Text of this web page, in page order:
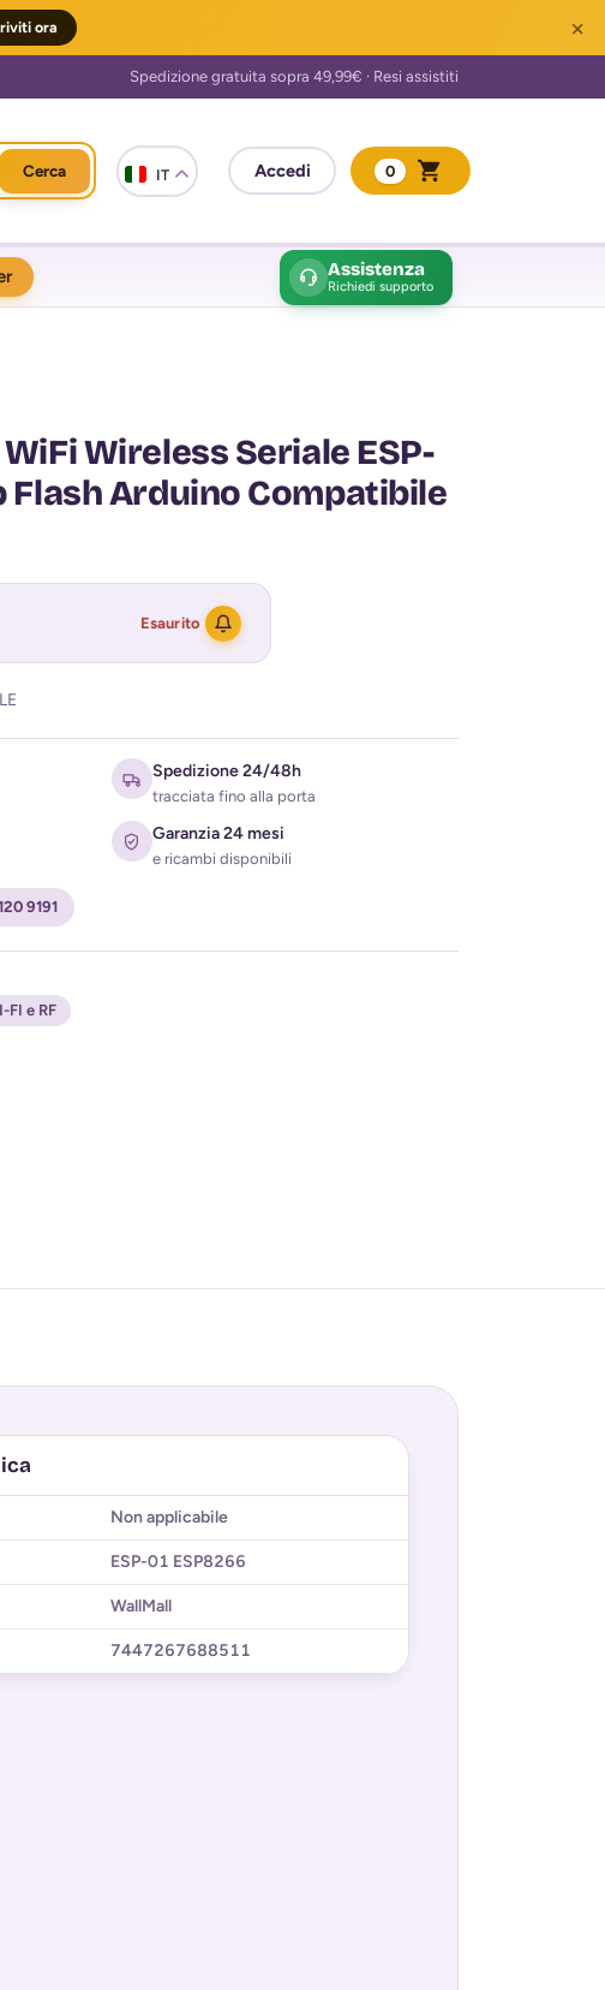
ora ×
Cerca IT 0
Assistenza
Richiedi supporto
Wireless Seriale ESP-
Flash Arduino Compatibile
Esaurito
miei dati per ricevere l'avviso di disponibilità
Spedizione 24/48h
tracciata fino alla porta
Garanzia 24 mesi
e ricambi disponibili
9191
FI e RF
Non applicabile
ESP-01 ESP8266
WallMall
7447267688511